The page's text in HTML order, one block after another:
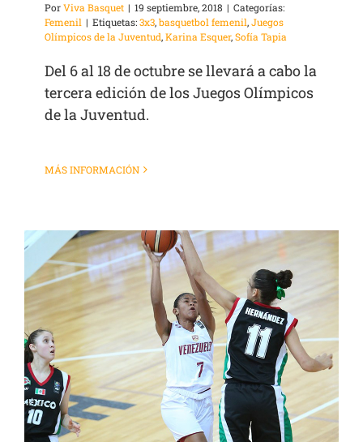
PorViva Basquet | 19 septiembre, 2018 | Categorías:
Femenil | Etiquetas:3x3,basquetbol femenil,Juegos
Olímpicos de la Juventud,Karina Esquer,Sofía Tapia
Del 6 al 18 de octubre se llevará a cabo la
tercera edición de los Juegos Olímpicos
de la Juventud.
MÁS INFORMACIÓN